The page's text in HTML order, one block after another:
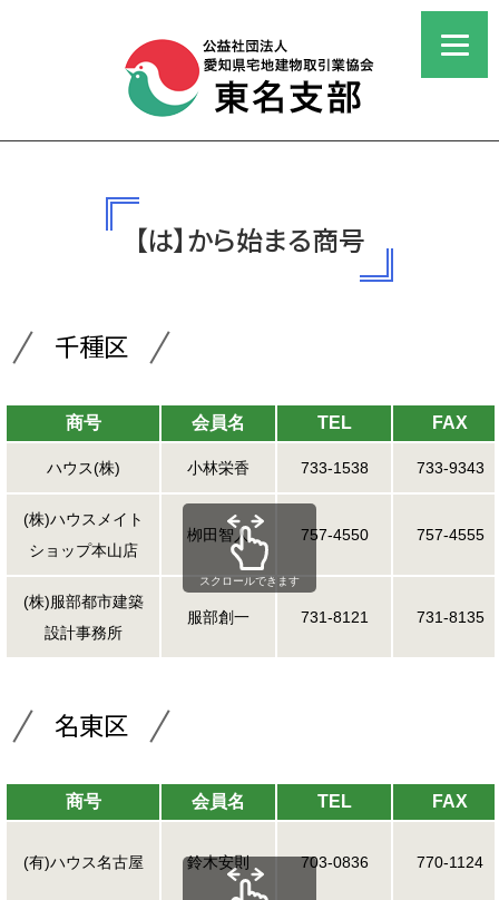
【は】から始まる商号
千種区
商号 会員名 TEL FAX
ハウス(株) 小林栄香 733-1538 733-9343
(株)ハウスメイト
ショップ本山店
栁田智人 757-4550 757-4555
(株)服部都市建築
設計事務所
服部創一 731-8121 731-8135
スクロールできます
名東区
商号 会員名 TEL FAX
(有)ハウス名古屋 鈴木安則 703-0836 770-1124